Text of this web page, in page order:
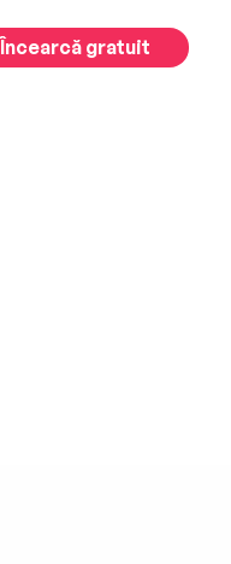
Încearcă gratuit